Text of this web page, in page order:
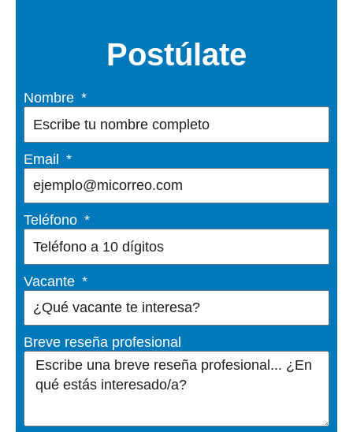
Postúlate
Nombre
Email
Teléfono
Vacante
Breve reseña profesional